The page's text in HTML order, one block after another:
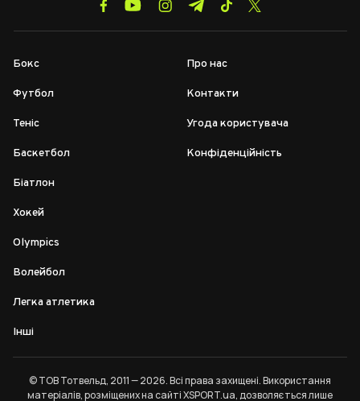
Бокс
Футбол
Теніс
Баскетбол
Біатлон
Хокей
Olympics
Волейбол
Легка атлетика
Інші
Про нас
Контакти
Угода користувача
Конфіденційність
© ТОВ Тотвельд, 2011 — 2026. Всі права захищені. Використання
матеріалів, розміщених на сайті XSPORT.ua, дозволяється лише